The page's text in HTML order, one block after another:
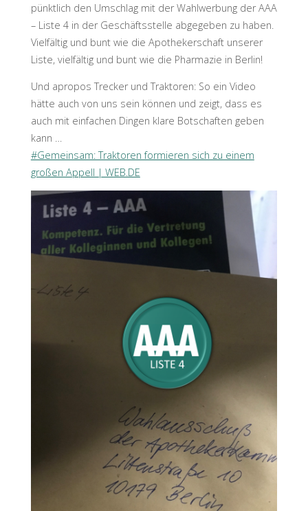
pünktlich den Umschlag mit der Wahlwerbung der AAA
– Liste 4 in der Geschäftsstelle abgegeben zu haben.
Vielfältig und bunt wie die Apothekerschaft unserer
Liste, vielfältig und bunt wie die Pharmazie in Berlin!
Und apropos Trecker und Traktoren: So ein Video
hätte auch von uns sein können und zeigt, dass es
auch mit einfachen Dingen klare Botschaften geben
kann …
#Gemeinsam: Traktoren formieren sich zu einem
großen Appell | WEB.DE